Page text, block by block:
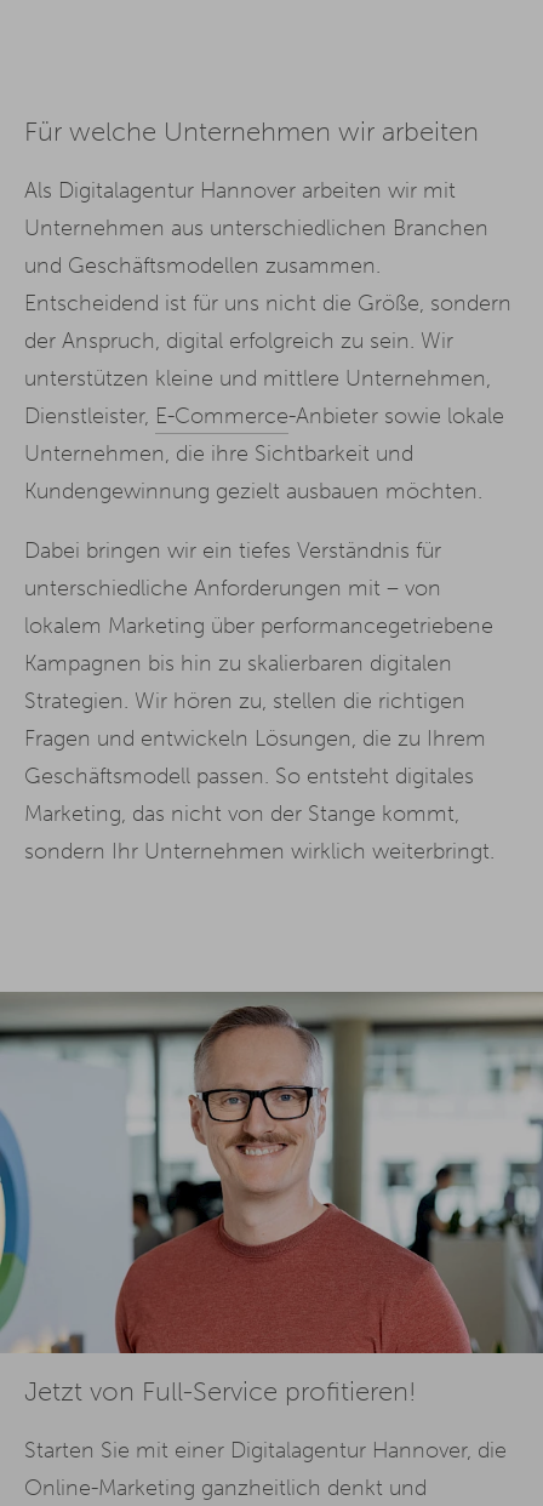
Für welche Unternehmen wir arbeiten
Als Digitalagentur Hannover arbeiten wir mit
Unternehmen aus unterschiedlichen Branchen
und Geschäftsmodellen zusammen.
Entscheidend ist für uns nicht die Größe, sondern
der Anspruch, digital erfolgreich zu sein. Wir
unterstützen kleine und mittlere Unternehmen,
Dienstleister, E-Commerce-Anbieter sowie lokale
Unternehmen, die ihre Sichtbarkeit und
Kundengewinnung gezielt ausbauen möchten.
Dabei bringen wir ein tiefes Verständnis für
unterschiedliche Anforderungen mit – von
lokalem Marketing über performancegetriebene
Kampagnen bis hin zu skalierbaren digitalen
Strategien. Wir hören zu, stellen die richtigen
Fragen und entwickeln Lösungen, die zu Ihrem
Geschäftsmodell passen. So entsteht digitales
Marketing, das nicht von der Stange kommt,
sondern Ihr Unternehmen wirklich weiterbringt.
Jetzt von Full-Service profitieren!
Starten Sie mit einer Digitalagentur Hannover, die
Online-Marketing ganzheitlich denkt und